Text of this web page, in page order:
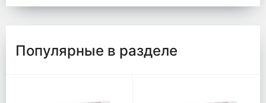
Популярные в разделе